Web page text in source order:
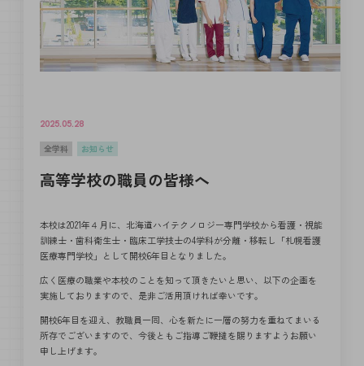
2025.05.28
全学科 お知らせ
高等学校の職員の皆様へ
本校は2021年４月に、北海道ハイテクノロジー専門学校から看護・視能
訓練士・歯科衛生士・臨床工学技士の4学科が分離・移転し「札幌看護
医療専門学校」として開校6年目となりました。
広く医療の職業や本校のことを知って頂きたいと思い、以下の企画を
実施しておりますので、是非ご活用頂ければ幸いです。
開校6年目を迎え、教職員一同、心を新たに一層の努力を重ねてまいる
所存でございますので、今後ともご指導ご鞭撻を賜りますようお願い
申し上げます。